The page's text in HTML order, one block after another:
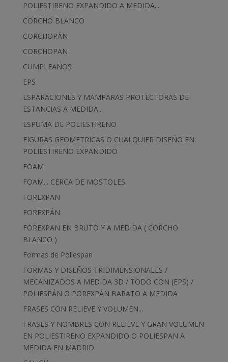
POLIESTIRENO EXPANDIDO A MEDIDA...
CORCHO BLANCO
CORCHOPÁN
CORCHOPAN
CUMPLEAÑOS
EPS
ESPARACIONES Y MAMPARAS PROTECTORAS DE
ESTANCIAS A MEDIDA...
ESPUMA DE POLIESTIRENO
FIGURAS GEOMETRICAS O CUALQUIER DISEÑO EN:
POLIESTIRENO EXPANDIDO
FOAM
FOAM... CERCA DE MOSTOLES
FOREXPAN
FOREXPÁN
FOREXPAN EN BRUTO Y A MEDIDA ( CORCHO
BLANCO )
Formas de Poliespan
FORMAS Y DISEÑOS TRIDIMENSIONALES /
MECANIZADOS A MEDIDA 3D / TODO CON (EPS) /
POLIESPÁN O POREXPÁN BARATO A MEDIDA
FRASES CON RELIEVE Y VOLUMEN...
FRASES Y NOMBRES CON RELIEVE Y GRAN VOLUMEN
EN POLIESTIRENO EXPANDIDO O POLIESPAN A
MEDIDA EN MADRID